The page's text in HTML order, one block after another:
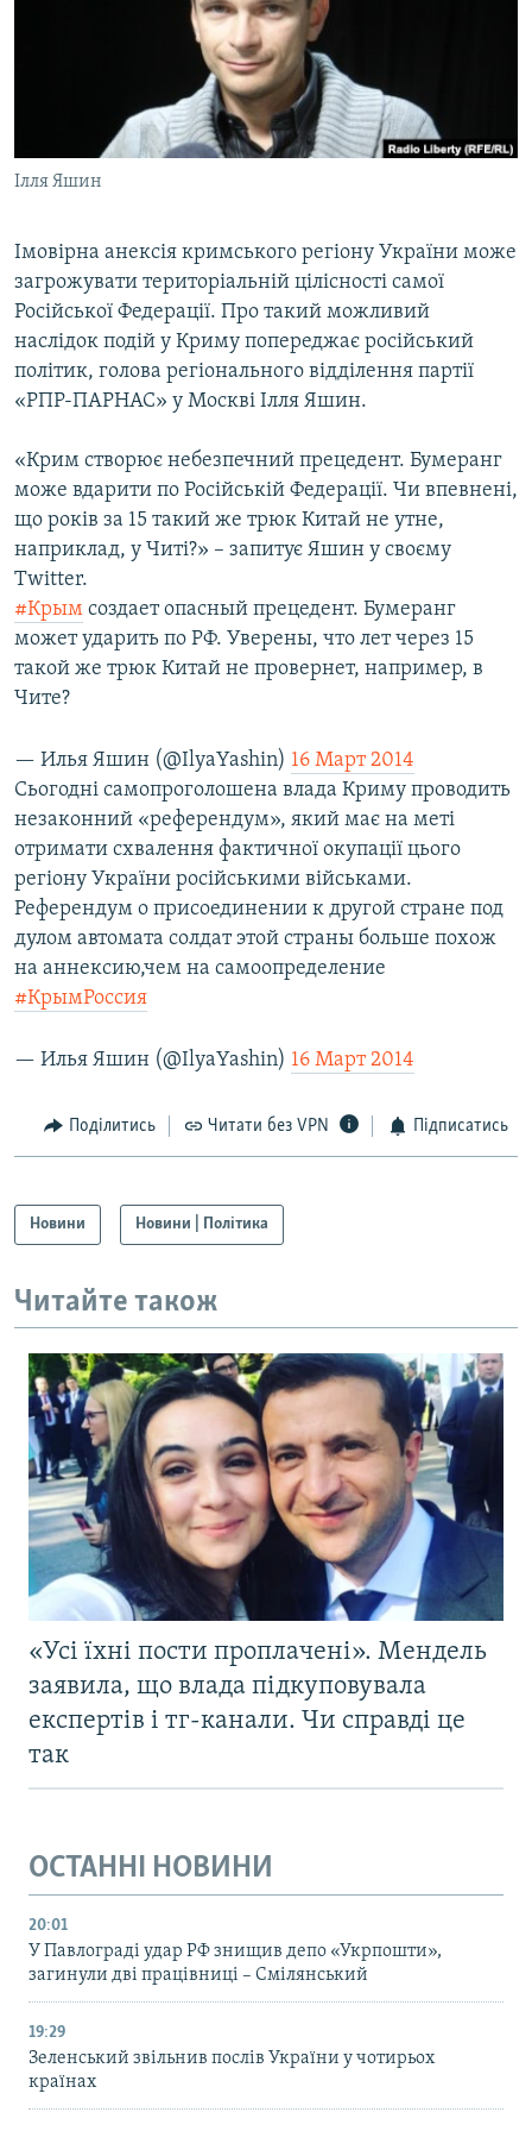
СПЕЦПРОЄКТИ
ПОДКАСТИ
РУС
УКР
КТАТ
ДОЛУЧАЙСЯ!
Усі сайти RFE/RL
Ілля Яшин
Імовірна анексія кримського регіону України може
загрожувати територіальній цілісності самої
Російської Федерації. Про такий можливий
наслідок подій у Криму попереджає російський
політик, голова регіонального відділення партії
«РПР-ПАРНАС» у Москві Ілля Яшин.
«Крим створює небезпечний прецедент. Бумеранг
може вдарити по Російській Федерації. Чи впевнені,
що років за 15 такий же трюк Китай не утне,
наприклад, у Читі?» – запитує Яшин у своєму
Twitter.
#Крым создает опасный прецедент. Бумеранг
может ударить по РФ. Уверены, что лет через 15
такой же трюк Китай не провернет, например, в
Чите?
— Илья Яшин (@IlyaYashin) 16 Март 2014
Сьогодні самопроголошена влада Криму проводить
незаконний «референдум», який має на меті
отримати схвалення фактичної окупації цього
регіону України російськими військами.
Референдум о присоединении к другой стране под
дулом автомата солдат этой страны больше похож
на аннексию,чем на самоопределение
#КрымРоссия
— Илья Яшин (@IlyaYashin) 16 Март 2014
Поділитись Читати без VPN Підписатись
Новини Новини | Політика
Читайте також
«Усі їхні пости проплачені». Мендель
заявила, що влада підкуповувала
експертів і тг-канали. Чи справді це
так
ОСТАННІ НОВИНИ
20:01
У Павлограді удар РФ знищив депо «Укрпошти»,
загинули дві працівниці – Смілянський
19:29
Зеленський звільнив послів України у чотирьох
країнах